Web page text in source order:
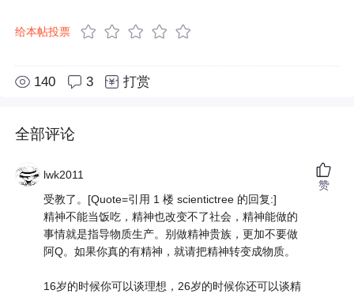
给本帖投票
140 3 打赏
全部评论
lwk2011
受教了。[Quote=引用 1 楼 scientictree 的回复:]
精神不能当饭吃，精神也改变不了社会，精神能做的
事情就是指导物质生产。别做精神贵族，更加不要做
阿Q。如果你真的有精神，就请把精神转变成物质。
16岁的时候你可以谈理想，26岁的时候你还可以谈精
赞